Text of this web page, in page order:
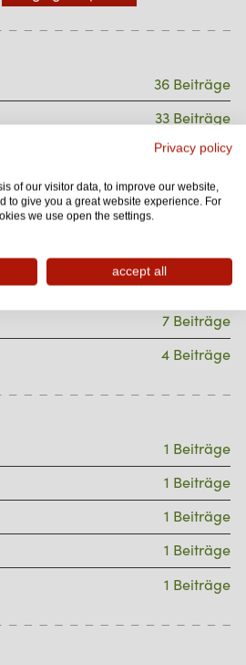
36 Beiträge
33 Beiträge
4 Beiträge
11 Beiträge
8 Beiträge
4 Beiträge
7 Beiträge
4 Beiträge
1 Beiträge
1 Beiträge
1 Beiträge
1 Beiträge
1 Beiträge
Privacy policy
of our visitor data, to improve our website,
to give you a great website experience. For
we use open the settings.
accept all